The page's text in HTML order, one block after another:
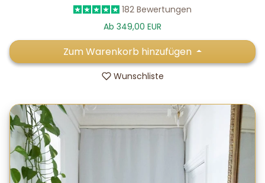
182 Bewertungen
Ab 349,00 EUR
Zum Warenkorb hinzufügen
Wunschliste